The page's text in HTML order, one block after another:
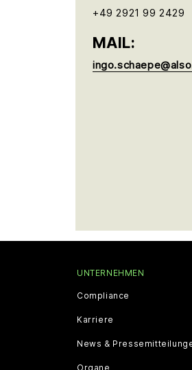
+49 2921 99 2429
MAIL:
UNTERNEHMEN
Compliance
Karriere
News &
Organe